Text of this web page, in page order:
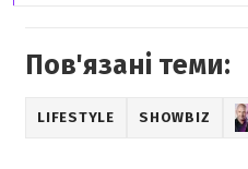
Пов'язані теми:
LIFESTYLE SHOWBIZ